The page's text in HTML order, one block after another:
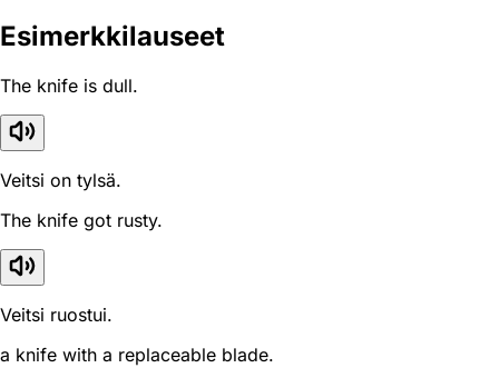
Esimerkkilauseet
The knife is dull.
Veitsi on tylsä.
The knife got rusty.
Veitsi ruostui.
a knife with a replaceable blade.